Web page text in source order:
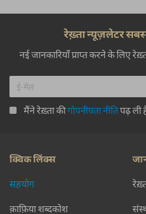
रेख़्ता न्यूज़लेटर
नई जानकारियाँ प्राप्त करने के लिए
मैंने रेख़्ता कीगोपनीयता नीतिपढ़ ली
क्विक लिंक्स
सहयोग
क़ाफ़िया शब्दकोश